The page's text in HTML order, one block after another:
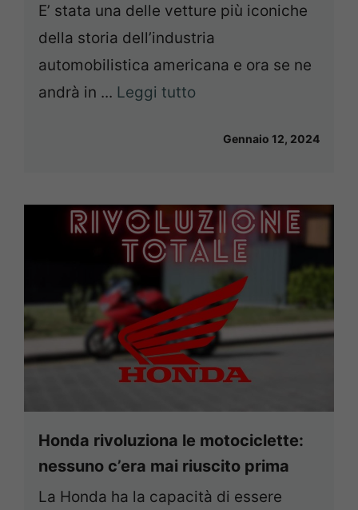
E’ stata una delle vetture più iconiche
della storia dell’industria
automobilistica americana e ora se ne
andrà in ... Leggi tutto
Gennaio 12, 2024
Honda rivoluziona le motociclette:
nessuno c’era mai riuscito prima
La Honda ha la capacità di essere